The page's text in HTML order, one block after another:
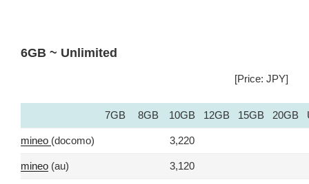
6GB ~ Unlimited
[Price: JPY]
7GB 8GB 10GB 12GB 15GB 20GB
mineo (docomo) 3,220
mineo (au) 3,120